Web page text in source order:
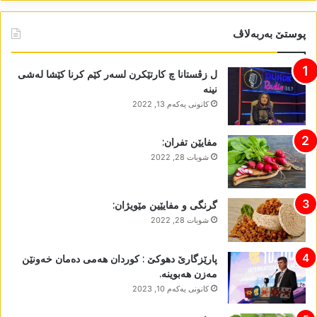
پوستێ بەربەلاڤ
ل زڤستانا چ کارتێکرن لسەر کێم کرنا کێشا لەشی
نینە
كانونی یه‌كه‌م 13, 2022
مفایێن تفران:
شوبات 28, 2022
گرنگی و مفایێین مێویژان:
شوبات 28, 2022
پارێزگارێ دھوکێ : کوردان ھەمی دەمان خەونێن
مەزن ھەبوینە.
كانونی یه‌كه‌م 10, 2023